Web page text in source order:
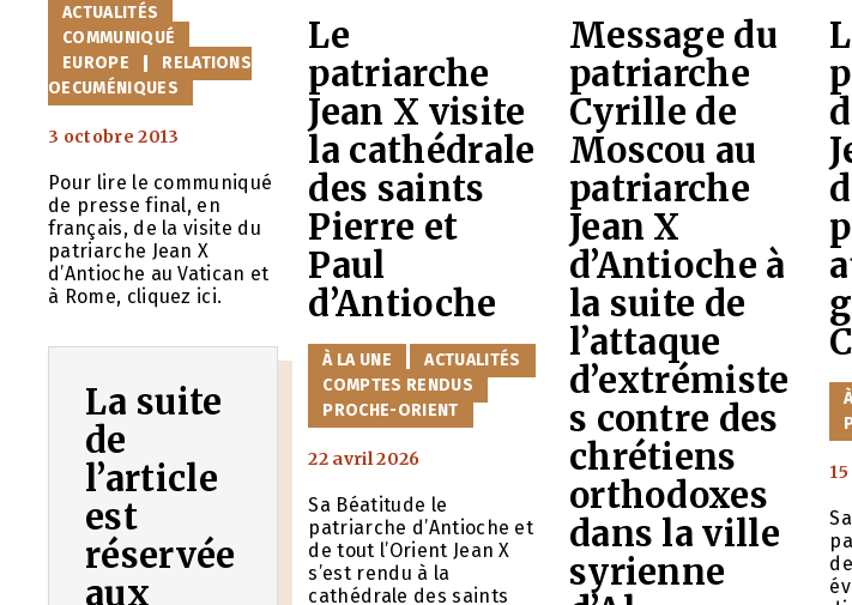
CATÉGORIES
ACTUALITÉS
COMMUNIQUÉ
EUROPE
RELATIONS
OECUMÉNIQUES
3 octobre 2013
Pour lire le communiqué
de presse final, en
français, de la visite du
patriarche Jean X
d’Antioche au Vatican et
à Rome, cliquez ici.
La suite
de
l’article
est
réservée
aux
Le
patriarche
Jean X visite
la cathédrale
des saints
Pierre et
Paul
d’Antioche
CATÉGORIES
À LA UNE
ACTUALITÉS
COMPTES RENDUS
PROCHE-ORIENT
22 avril 2026
Sa Béatitude le
patriarche d’Antioche et
de tout l’Orient Jean X
s’est rendu à la
cathédrale des saints
Message du
patriarche
Cyrille de
Moscou au
patriarche
Jean X
d’Antioche à
la suite de
l’attaque
d’extrémiste
s contre des
chrétiens
orthodoxes
dans la ville
syrienne